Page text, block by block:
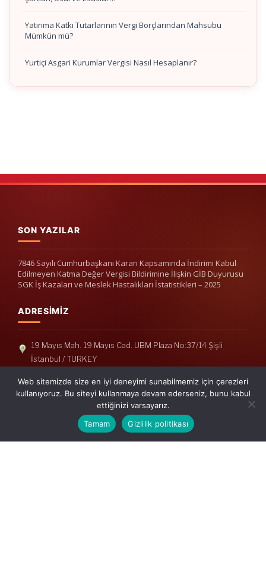
Yatırıma Katkı Tutarlarının Vergi Borçlarından Mahsubu
Mümkün mü?
Yurtiçi Asgari Kurumlar Vergisi Nasıl Hesaplanır?
SON YAZILAR
7846 Sayılı Cumhurbaşkanı Kararı Kapsamında İndirimi Kabul
Edilmeyen Katma Değer Vergisi Bildirimine İlişkin GİB Duyurusu
SGK İş Kazaları ve Meslek Hastalıkları İstatistikleri – 2025
ADRESIMIZ
19 Mayıs Mah. 19 Mayıs Cad. UBM Plaza No:37/14 Şişli
İstanbul / TURKEY
Telefon: +90(212) 240 33 39
Telefon: +90(212) 248 19 36
info@erisymm.com
Web sitemizde size en iyi deneyimi sunabilmemiz için çerezleri
kullanıyoruz. Bu siteyi kullanmaya devam ederseniz, bunu kabul
ettiğinizi varsayarız.
Tamam
Gizlilik politikası